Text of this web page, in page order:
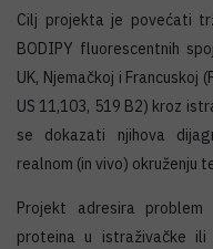
Cilj projekta je povećati
BODIPY fluorescentnih
UK, Njemačkoj i Francuskoj
US 11,103, 519 B2) kroz
se dokazati njihova
realnom (in vivo) okruženju
Projekt adresira
proteina u istraživačke